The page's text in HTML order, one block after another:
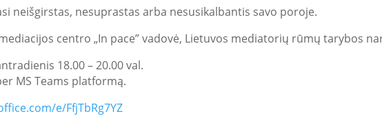
neišgirstas, nesuprastas arba nesusikalbantis savo poroje.
centro „In pace” vadovė, Lietuvos mediatorių rūmų tarybos
18.00 – 20.00 val.
MS Teams platformą.
e/FfjTbRg7YZ